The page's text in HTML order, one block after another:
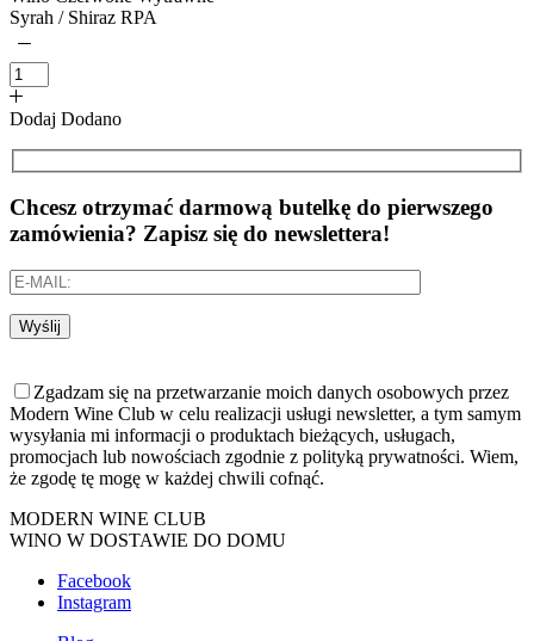
Syrah / Shiraz RPA
Dodaj Dodano
Chcesz otrzymać darmową butelkę do pierwszego
zamówienia? Zapisz się do newslettera!
Wyślij
Zgadzam się na przetwarzanie moich danych osobowych przez
Modern Wine Club w celu realizacji usługi newsletter, a tym samym
wysyłania mi informacji o produktach bieżących, usługach,
promocjach lub nowościach zgodnie z polityką prywatności. Wiem,
że zgodę tę mogę w każdej chwili cofnąć.
MODERN WINE CLUB
WINO W DOSTAWIE DO DOMU
Facebook
Instagram